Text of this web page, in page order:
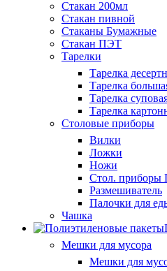
Стакан 200мл
Стакан пивной
Стаканы Бумажные
Стакан ПЭТ
Тарелки
Тарелка
Тарелка
Тарелка
Тарелка
Столовые приборы
Вилки
Ложки
Ножи
Стол. приборы
Размешиватель
Палочки для
Чашка
Мешки для мусора
Мешки для